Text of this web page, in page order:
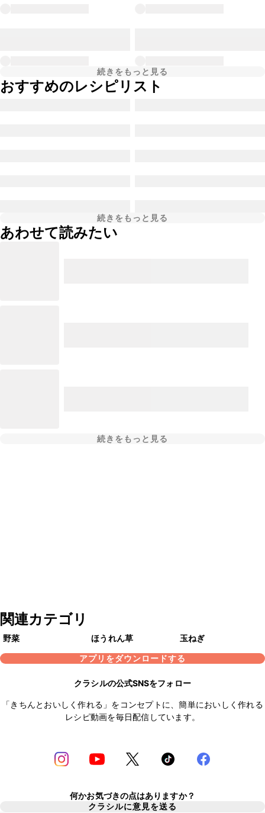
続きをもっと見る
おすすめのレシピリスト
続きをもっと見る
あわせて読みたい
続きをもっと見る
関連カテゴリ
野菜 ほうれん草
玉ねぎ
アプリをダウンロードする
クラシルの公式SNSをフォロー
「きちんとおいしく作れる」をコンセプトに、簡単においしく作れる
レシピ動画を毎日配信しています。
何かお気づきの点はありますか？
クラシルに意見を送る